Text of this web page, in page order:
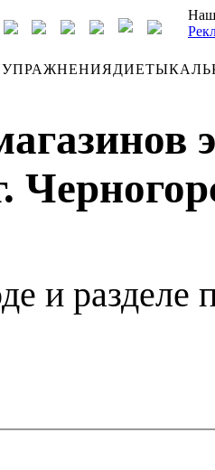
УПРАЖНЕНИЯДИЕТЫ
и разделе